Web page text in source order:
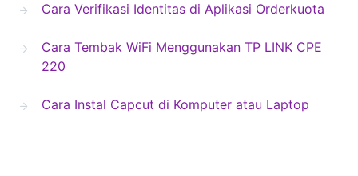
Cara Verifikasi Identitas di Aplikasi Orderkuota
Cara Tembak WiFi Menggunakan TP LINK CPE
220
Cara Instal Capcut di Komputer atau Laptop